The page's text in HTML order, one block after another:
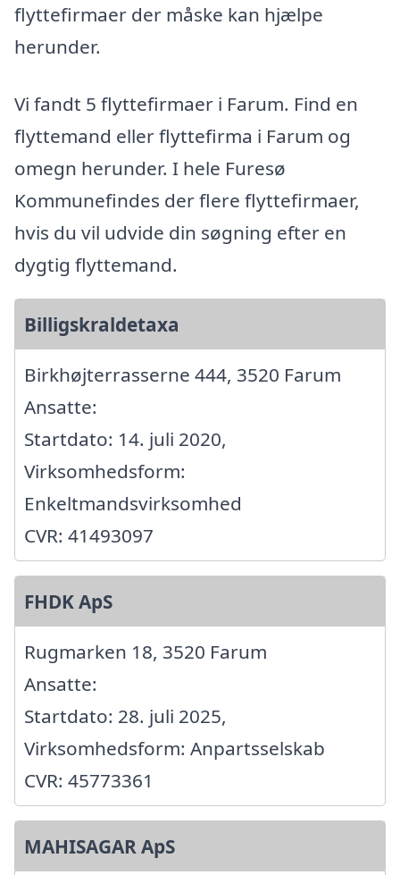
flyttefirmaer der måske kan hjælpe
herunder.
Vi fandt 5 flyttefirmaer i Farum. Find en
flyttemand eller flyttefirma i Farum og
omegn herunder. I hele Furesø
Kommunefindes der flere flyttefirmaer,
hvis du vil udvide din søgning efter en
dygtig flyttemand.
Billigskraldetaxa
Birkhøjterrasserne 444, 3520 Farum
Ansatte:
Startdato: 14. juli 2020,
Virksomhedsform:
Enkeltmandsvirksomhed
CVR: 41493097
FHDK ApS
Rugmarken 18, 3520 Farum
Ansatte:
Startdato: 28. juli 2025,
Virksomhedsform: Anpartsselskab
CVR: 45773361
MAHISAGAR ApS